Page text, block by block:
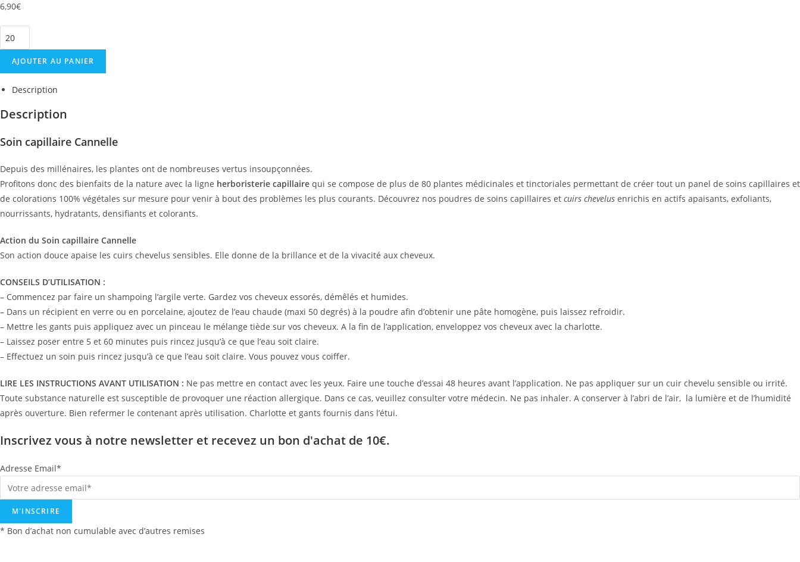
6,90€
quantité
de
Soin
capillaire
-
Cannelle
AJOUTER AU PANIER
Description
Description
Soin capillaire Cannelle
Depuis des millénaires, les plantes ont de nombreuses vertus insoupçonnées.
Profitons donc des bienfaits de la nature avec la ligne herboristerie capillaire qui se compose de plus de 80 plantes médicinales et tinctoriales permettant de créer tout un panel de soins capillaires et
de colorations 100% végétales sur mesure pour venir à bout des problèmes les plus courants. Découvrez nos poudres de soins capillaires et cuirs chevelus enrichis en actifs apaisants, exfoliants,
nourrissants, hydratants, densifiants et colorants.
Action du Soin capillaire Cannelle
Son action douce apaise les cuirs chevelus sensibles. Elle donne de la brillance et de la vivacité aux cheveux.
CONSEILS D’UTILISATION :
– Commencez par faire un shampoing l’argile verte. Gardez vos cheveux essorés, démêlés et humides.
– Dans un récipient en verre ou en porcelaine, ajoutez de l’eau chaude (maxi 50 degrés) à la poudre afin d’obtenir une pâte homogène, puis laissez refroidir.
– Mettre les gants puis appliquez avec un pinceau le mélange tiède sur vos cheveux. A la fin de l’application, enveloppez vos cheveux avec la charlotte.
– Laissez poser entre 5 et 60 minutes puis rincez jusqu’à ce que l’eau soit claire.
– Effectuez un soin puis rincez jusqu’à ce que l’eau soit claire. Vous pouvez vous coiffer.
LIRE LES INSTRUCTIONS AVANT UTILISATION : Ne pas mettre en contact avec les yeux. Faire une touche d’essai 48 heures avant l’application. Ne pas appliquer sur un cuir chevelu sensible ou irrité.
Toute substance naturelle est susceptible de provoquer une réaction allergique. Dans ce cas, veuillez consulter votre médecin. Ne pas inhaler. A conserver à l’abri de l’air, la lumière et de l’humidité
après ouverture. Bien refermer le contenant après utilisation. Charlotte et gants fournis dans l’étui.
Inscrivez vous à notre newsletter et recevez un bon d'achat de 10€.
Adresse Email*
M'INSCRIRE
* Bon d’achat non cumulable avec d’autres remises